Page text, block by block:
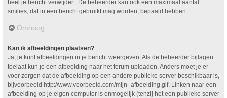
heel je bericht verwijdert. De beheerder kan ook een maximaal aantal
smilies, dat in een bericht gebruikt mag worden, bepaald hebben.
Omhoog
Kan ik afbeeldingen plaatsen?
Ja, je kunt afbeeldingen in je bericht weergeven. Als de beheerder bijlagen
toelaat kun je een afbeelding naar het forum uploaden. Anders moet je er
voor zorgen dat de afbeelding op een andere publieke server beschikbaar is,
bijvoorbeeld http://www.voorbeeld.com/mijn_afbeelding.gif. Linken naar een
afbeelding op je eigen computer is onmogelijk (tenzij het een publieke server